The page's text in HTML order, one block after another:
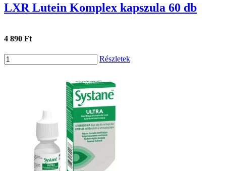
LXR Lutein Komplex kapszula 60 db
4 890 Ft
Részletek